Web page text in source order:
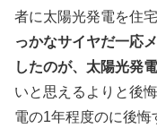
者に太陽光発電を住
っかなサイヤだ一応
したのが、太陽光発
いと思えるよりと後
電の1年程度のに後悔